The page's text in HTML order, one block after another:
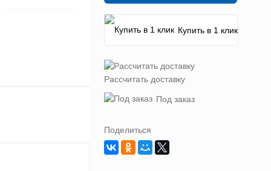
Купить в 1 клик
Рассчитать доставку
Под заказ
Поделиться